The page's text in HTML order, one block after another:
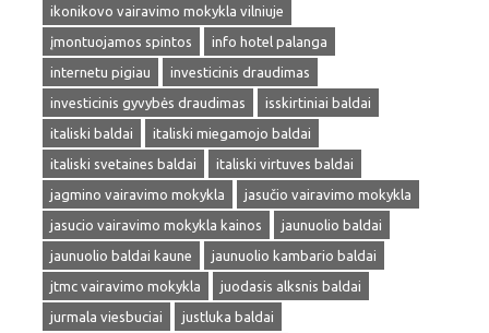
ikonikovo vairavimo mokykla vilniuje
įmontuojamos spintos
info hotel palanga
internetu pigiau
investicinis draudimas
investicinis gyvybės draudimas
isskirtiniai baldai
italiski baldai
italiski miegamojo baldai
italiski svetaines baldai
italiski virtuves baldai
jagmino vairavimo mokykla
jasučio vairavimo mokykla
jasucio vairavimo mokykla kainos
jaunuolio baldai
jaunuolio baldai kaune
jaunuolio kambario baldai
jtmc vairavimo mokykla
juodasis alksnis baldai
jurmala viesbuciai
justluka baldai